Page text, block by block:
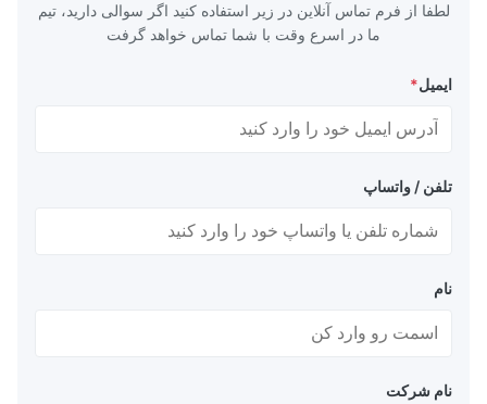
لطفا از فرم تماس آنلاین در زیر استفاده کنید اگر سوالی دارید، تیم
ما در اسرع وقت با شما تماس خواهد گرفت
*
تلفن / واتساپ
نام شرکت